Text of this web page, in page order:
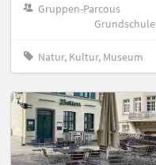
Gruppen-Parcous
Grundschule
Natur, Kultur, Museum